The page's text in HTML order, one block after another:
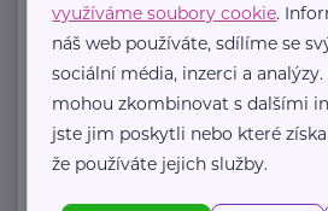
+420 739 307 308
info@elementz.legal
Allianz pojišťovna, a. s.
Břežánská 388/3 Bílina
využíváme soubory cookie.
náš web používáte, sdílíme se
sociální média, inzerci a
mohou zkombinovat s dalšími
jste jim poskytli nebo které
že používáte jejich služby.